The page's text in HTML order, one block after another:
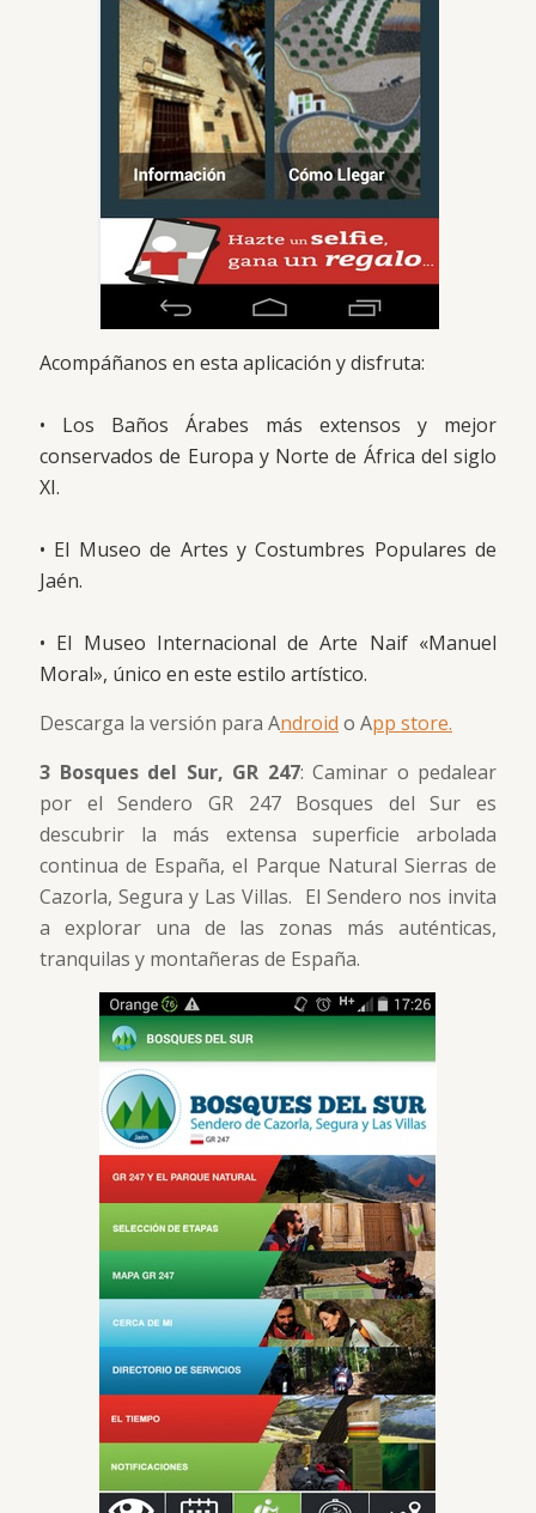
Acompáñanos en esta aplicación y disfruta:
• Los Baños Árabes más extensos y mejor
conservados de Europa y Norte de África del siglo
XI.
• El Museo de Artes y Costumbres Populares de
Jaén.
• El Museo Internacional de Arte Naif «Manuel
Moral», único en este estilo artístico.
Descarga la versión para Android o App store.
3 Bosques del Sur, GR 247: Caminar o pedalear
por el Sendero GR 247 Bosques del Sur es
descubrir la más extensa superficie arbolada
continua de España, el Parque Natural Sierras de
Cazorla, Segura y Las Villas. El Sendero nos invita
a explorar una de las zonas más auténticas,
tranquilas y montañeras de España.